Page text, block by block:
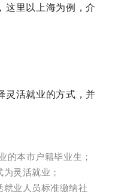
这里以上海为例，介
灵活就业的方式，并
的本市户籍毕业生；
灵活就业；
业人员标准缴纳社